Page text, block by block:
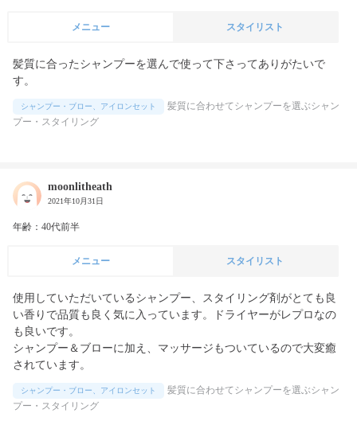
メニュー スタイリスト
髪質に合ったシャンプーを選んで使って下さってありがたいで
す。
シャンプー・ブロー、アイロンセット
髪質に合わせてシャンプーを選ぶシャン
プー・スタイリング
moonlitheath
2021年10月31日
年齢：40代前半
メニュー スタイリスト
使用していただいているシャンプー、スタイリング剤がとても良
い香りで品質も良く気に入っています。ドライヤーがレプロなの
も良いです。
シャンプー＆ブローに加え、マッサージもついているので大変癒
されています。
シャンプー・ブロー、アイロンセット
髪質に合わせてシャンプーを選ぶシャン
プー・スタイリング